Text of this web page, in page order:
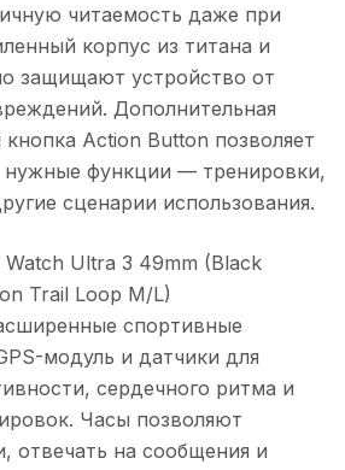
читаемость даже при
корпус из титана и
защищают устройство от
Дополнительная
Action Button позволяет
нужные функции — тренировки,
сценарии использования.
Ultra 3 49mm (Black
Trail Loop M/L)
спортивные
модуль и датчики для
сердечного ритма и
Часы позволяют
отвечать на сообщения и